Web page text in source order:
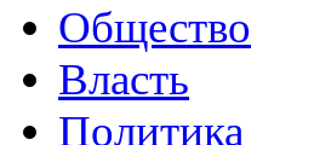
Общество
Власть
Политика